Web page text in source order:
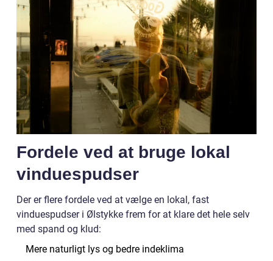
Fordele ved at bruge lokal
vinduespudser
Der er flere fordele ved at vælge en lokal, fast
vinduespudser i Ølstykke frem for at klare det hele selv
med spand og klud:
Mere naturligt lys og bedre indeklima